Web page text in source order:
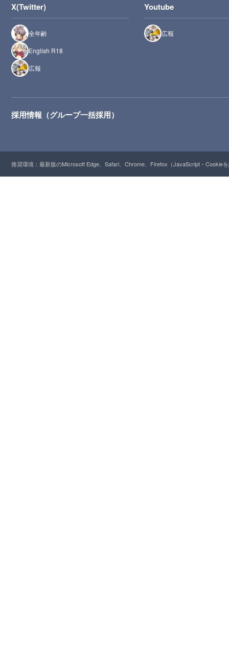
X(Twitter)
全年齢
English R18
広報
Youtube
広報
採用情報（グループ一括採用）
推奨環境：最新版のMicrosoft Edge、Safari、Chrome、Firefox（JavaScript・Cookie